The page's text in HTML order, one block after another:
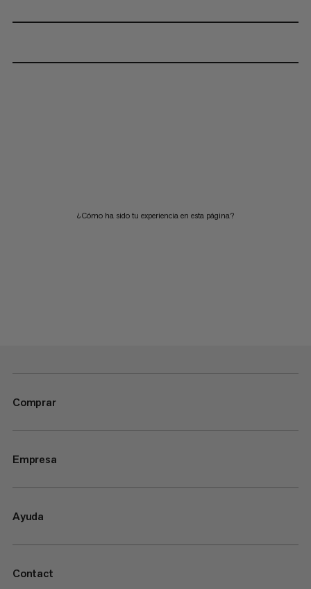
¿Cómo ha sido tu experiencia en esta página?
Comprar
Empresa
Ayuda
Contact